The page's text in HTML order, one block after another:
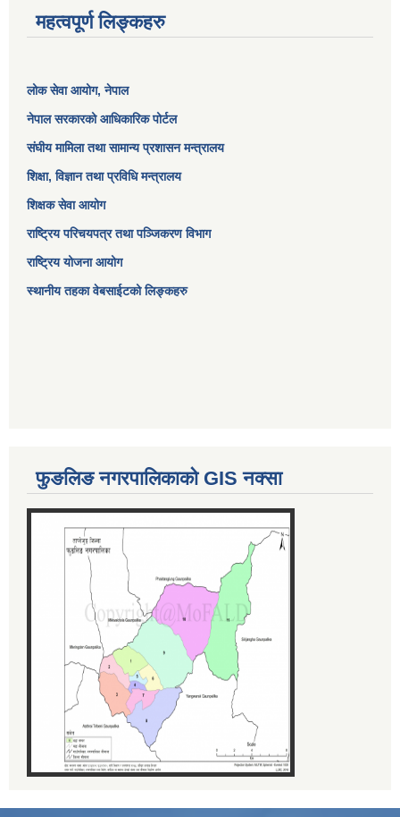
महत्वपूर्ण लिङ्कहरु
लोक सेवा आयोग, नेपाल
नेपाल सरकारको आधिकारिक पोर्टल
संघीय मामिला तथा सामान्य प्रशासन मन्त्रालय
शिक्षा, विज्ञान तथा प्रविधि मन्त्रालय
शिक्षक सेवा आयोग
राष्ट्रिय परिचयपत्र तथा पञ्जिकरण विभाग
राष्ट्रिय योजना आयोग
स्थानीय तहका वेबसाईटको लिङ्कहरु
फुङलिङ नगरपालिकाको GIS नक्सा